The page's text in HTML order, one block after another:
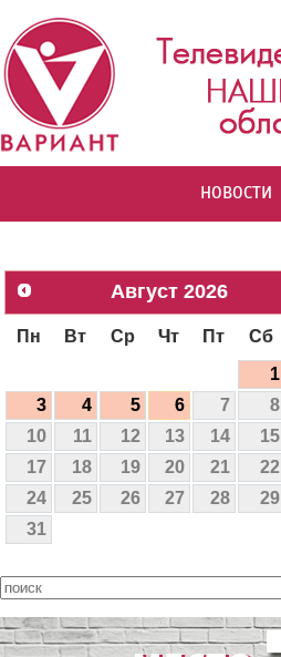
НОВОСТИ
Август 2026
Пн Вт Ср Чт Пт Сб
1
3
4 5 6 7 8
10
11 12 13 14 15
17
18 19 20 21 22
24
25 26 27 28 29
31